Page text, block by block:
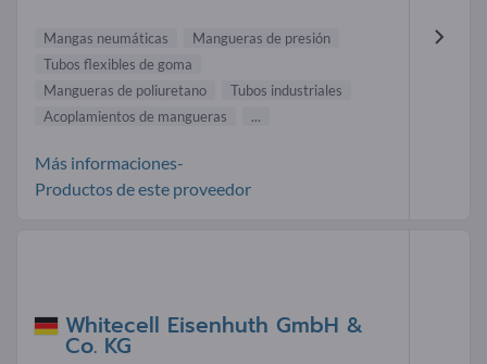
Mangas neumáticas
Mangueras de presión
Tubos flexibles de goma
Mangueras de poliuretano
Tubos industriales
Acoplamientos de mangueras
...
Más informaciones-
Productos de este proveedor
Whitecell Eisenhuth GmbH &
Co. KG